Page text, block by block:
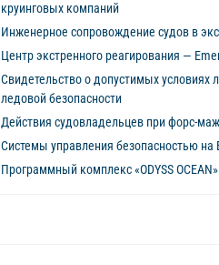
круинговых компаний
Инженерное сопровождение судов в
Центр экстренного реагирования —
Свидетельство о допустимых условиях
ледовой безопасности
Действия судовладельцев при форс-
Системы управления безопасностью
Программный комплекс «ODYSS OCEAN»